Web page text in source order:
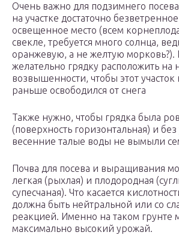
Очень важно для подзимнего
на участке достаточно
освещенное место (всем
свекле, требуется много солнца,
оранжевую, а не желтую морковь?).
желательно грядку расположить на
возвышенности, чтобы этот
раньше освободился от снега
Также нужно, чтобы грядка была
(поверхность горизонтальная) и
весенние талые воды не вымыли
Почва для посева и выращивания
легкая (рыхлая) и плодородная
супесчаная). Что касается
должна быть нейтральной или со
реакцией. Именно на таком грунте
максимально высокий урожай.